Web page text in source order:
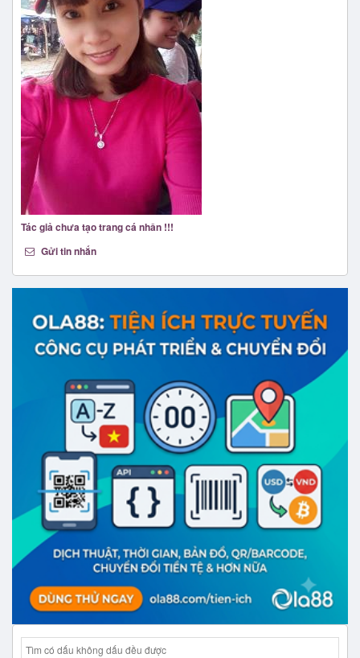
Tác giả chưa tạo trang cá nhân !!!
Gửi tin nhắn